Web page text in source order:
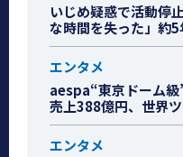
いじめ疑惑で活動停
な時間を失った」約
エンタメ
aespa“東京ドーム
売上388億円、世界
エンタメ